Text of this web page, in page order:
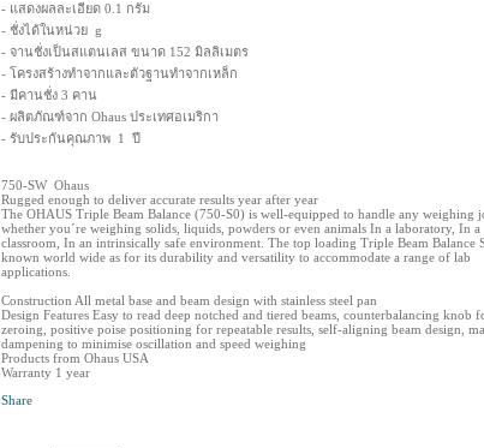
- แสดงผลละเอียด 0.1 กรัม
- ชั่งได้ในหน่วย g
- จานชั่งเป็นสแตนเลส ขนาด 152 มิลลิเมตร
- โครงสร้างทำจากและตัวฐานทำจากเหล็ก
- มีคานชั่ง 3 คาน
- ผลิตภัณฑ์จาก Ohaus ประเทศอเมริกา
- รับประกันคุณภาพ 1 ปี
750-SW Ohaus
Rugged enough to deliver accurate results year after year
The OHAUS Triple Beam Balance (750-S0) is well-equipped to handle any weighing
whether you´re weighing solids, liquids, powders or even animals In a laboratory, In a
classroom, In an intrinsically safe environment. The top loading Triple Beam Balance
known world wide as for its durability and versatility to accommodate a range of lab
applications.
Construction All metal base and beam design with stainless steel pan
Design Features Easy to read deep notched and tiered beams, counterbalancing knob
zeroing, positive poise positioning for repeatable results, self-aligning beam design,
dampening to minimise oscillation and speed weighing
Products from Ohaus USA
Warranty 1 year
Share